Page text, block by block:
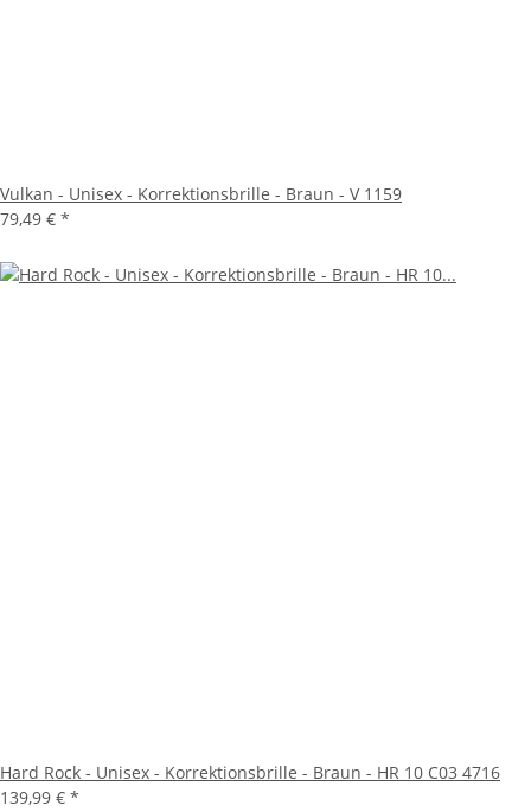
Vulkan - Unisex - Korrektionsbrille - Braun - V 1159
79,49 € *
Hard Rock - Unisex - Korrektionsbrille - Braun - HR 10 C03 4716
139,99 € *